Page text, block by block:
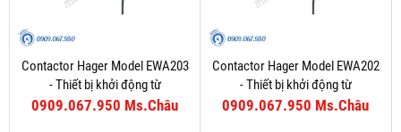
Contactor Hager Model EWA203
- Thiết bị khởi động từ
0909.067.950 Ms.Châu
Contactor Hager Model EWA202
- Thiết bị khởi động từ
0909.067.950 Ms.Châu